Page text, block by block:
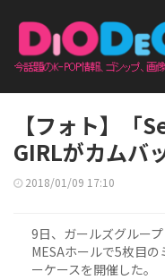
【フォト】「
GIRLがカムバ
2018/01/09 17:10
9日、ガールズグルー
MESAホールで5枚目
ーケースを開催した。